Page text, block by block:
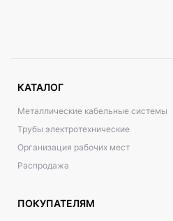
КАТАЛОГ
Металлические кабельные системы
Трубы электротехнические
Организация рабочих мест
Распродажа
ПОКУПАТЕЛЯМ